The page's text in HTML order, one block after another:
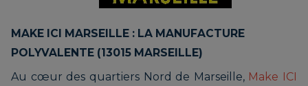
MAKE ICI MARSEILLE : LA MANUFACTURE
POLYVALENTE (13015 MARSEILLE)
Au cœur des quartiers Nord de Marseille, Make ICI